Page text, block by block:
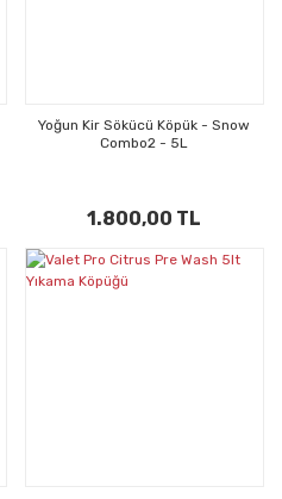
Yoğun Kir Sökücü Köpük - Snow
Combo2 - 5L
1.800,00 TL